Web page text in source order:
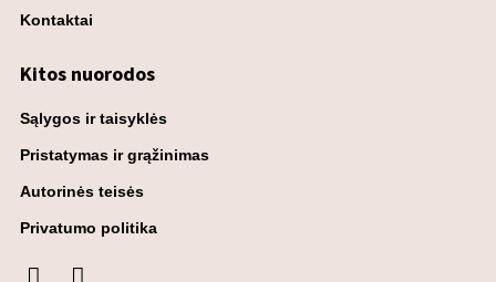
Kontaktai
Kitos nuorodos
Sąlygos ir taisyklės
Pristatymas ir grąžinimas
Autorinės teisės
Privatumo politika